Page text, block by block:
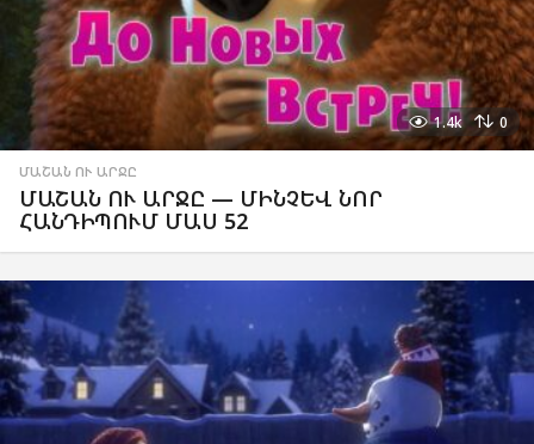
1.4k 0
ՄԱՇԱՆ ՈՒ ԱՐՋԸ
ՄԱՇԱՆ ՈՒ ԱՐՋԸ — ՄԻՆՉԵՎ ՆՈՐ
ՀԱՆԴԻՊՈՒՄ ՄԱՍ 52